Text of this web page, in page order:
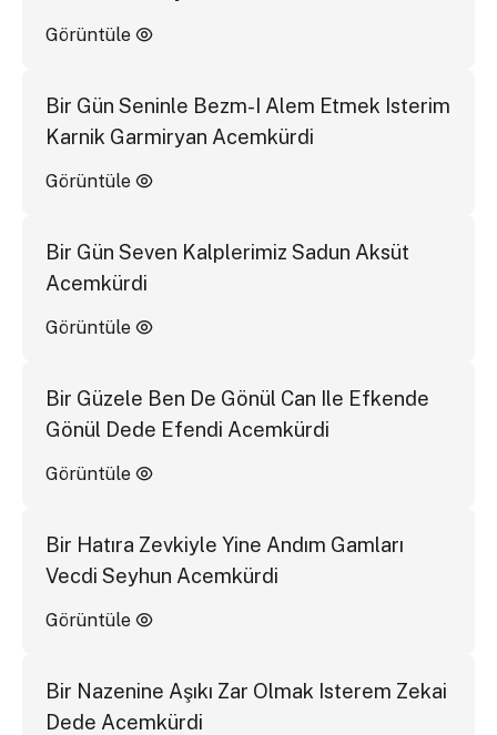
Görüntüle
Bir Gün Seninle Bezm-I Alem Etmek Isterim
Karnik Garmiryan Acemkürdi
Görüntüle
Bir Gün Seven Kalplerimiz Sadun Aksüt
Acemkürdi
Görüntüle
Bir Güzele Ben De Gönül Can Ile Efkende
Gönül Dede Efendi Acemkürdi
Görüntüle
Bir Hatıra Zevkiyle Yine Andım Gamları
Vecdi Seyhun Acemkürdi
Görüntüle
Bir Nazenine Aşıkı Zar Olmak Isterem Zekai
Dede Acemkürdi